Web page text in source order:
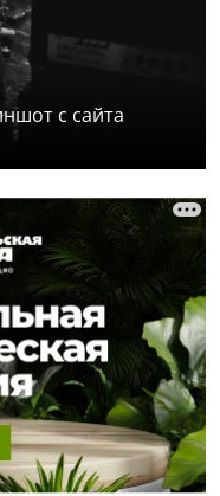
с сайта